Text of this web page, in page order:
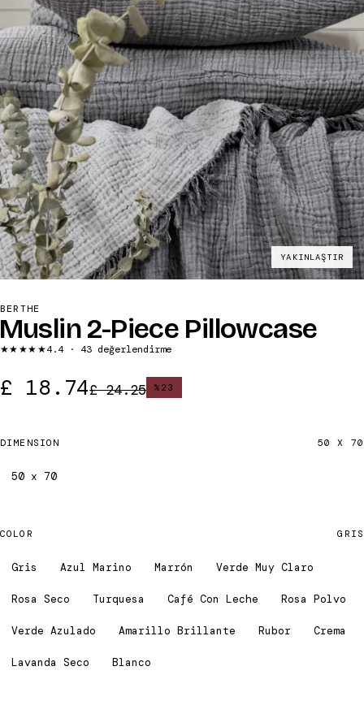
YAKINLAŞTIR
BERTHE
2-Piece Pillowcase
★★★★★4.4· 43 değerlendirme
£ 18.74£ 24.25 % 23
DIMENSION 50 X 70
50 x 70
COLOR GRIS
Gris Azul Marino Marrón Verde Muy Claro
Rosa Seco Turquesa Café Con Leche Rosa Polvo
Verde Azulado Amarillo Brillante Rubor Crema
Lavanda Seco Blanco